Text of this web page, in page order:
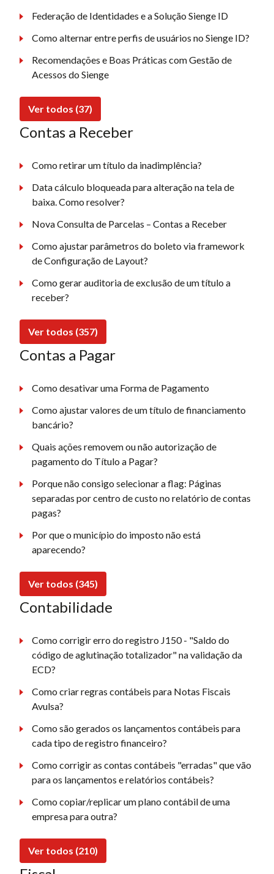
Federação de Identidades e a Solução Sienge ID
Como alternar entre perfis de usuários no Sienge ID?
Recomendações e Boas Práticas com Gestão de
Acessos do Sienge
Ver todos (37)
Contas a Receber
Como retirar um título da inadimplência?
Data cálculo bloqueada para alteração na tela de
baixa. Como resolver?
Nova Consulta de Parcelas – Contas a Receber
Como ajustar parâmetros do boleto via framework
de Configuração de Layout?
Como gerar auditoria de exclusão de um título a
receber?
Ver todos (357)
Contas a Pagar
Como desativar uma Forma de Pagamento
Como ajustar valores de um título de financiamento
bancário?
Quais ações removem ou não autorização de
pagamento do Título a Pagar?
Porque não consigo selecionar a flag: Páginas
separadas por centro de custo no relatório de contas
pagas?
Por que o município do imposto não está
aparecendo?
Ver todos (345)
Contabilidade
Como corrigir erro do registro J150 - "Saldo do
código de aglutinação totalizador" na validação da
ECD?
Como criar regras contábeis para Notas Fiscais
Avulsa?
Como são gerados os lançamentos contábeis para
cada tipo de registro financeiro?
Como corrigir as contas contábeis "erradas" que vão
para os lançamentos e relatórios contábeis?
Como copiar/replicar um plano contábil de uma
empresa para outra?
Ver todos (210)